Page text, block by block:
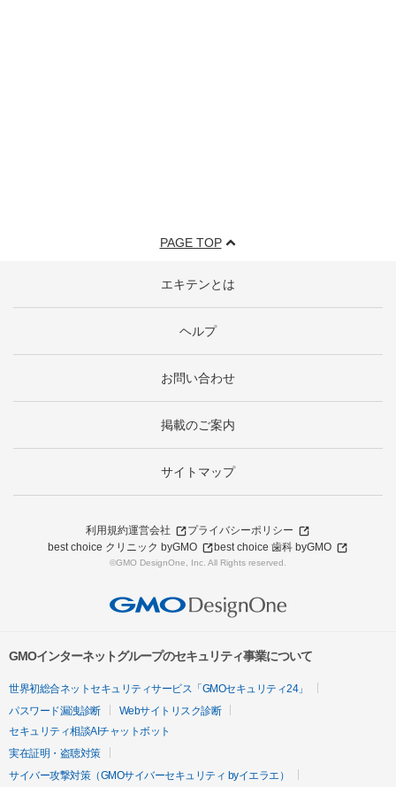
PAGE TOP
エキテンとは
ヘルプ
お問い合わせ
掲載のご案内
サイトマップ
利用規約運営会社
プライバシーポリシー
best choice クリニック byGMO
best choice 歯科 byGMO
©GMO DesignOne, Inc. All Rights reserved.
GMOインターネットグループのセキュリティ事業について
世界初総合ネットセキュリティサービス「GMOセキュリティ24」
パスワード漏洩診断
Webサイトリスク診断
セキュリティ相談AIチャットボット
実在証明・盗聴対策
サイバー攻撃対策（GMOサイバーセキュリティ byイエラエ）